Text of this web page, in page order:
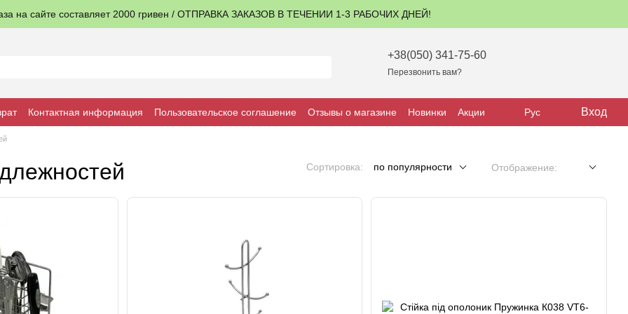
на сайте составляет 2000 гривен / ОТПРАВКА ЗАКАЗОВ В ТЕЧЕНИИ 1-3 РАБОЧИХ ДНЕЙ!
+38(050) 341-75-60
Перезвонить вам?
Контактная информация Пользовательское соглашение Отзывы о магазине Новинки Акции Рус Вход
Сортировка: по популярности Отображение: